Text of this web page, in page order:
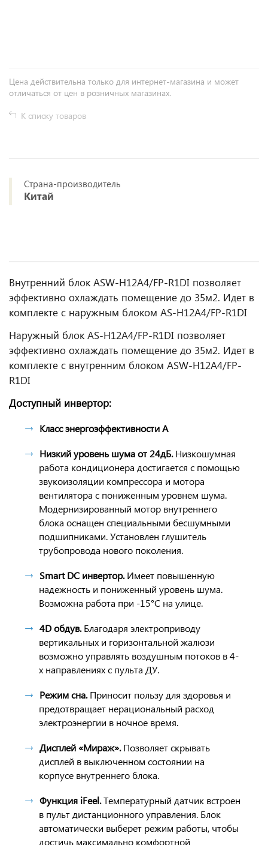
Цена действительна только для интернет-магазина и может
отличаться от цен в розничных магазинах.
К списку товаров
Страна-производитель
Китай
Внутренний блок ASW-H12A4/FP-R1DI позволяет
эффективно охлаждать помещение до 35м2. Идет в
комплекте с наружным блоком AS-H12A4/FP-R1DI
Наружный блок AS-H12A4/FP-R1DI позволяет
эффективно охлаждать помещение до 35м2. Идет в
комплекте с внутренним блоком ASW-H12A4/FP-
R1DI
Доступный инвертор:
Класс энергоэффективности A
Низкий уровень шума от 24дБ.Низкошумная
работа кондиционера достигается с помощью
звукоизоляции компрессора и мотора
вентилятора с пониженным уровнем шума.
Модернизированный мотор внутреннего
блока оснащен специальными бесшумными
подшипниками. Установлен глушитель
трубопровода нового поколения.
Smart DC инвертор.Имеет повышенную
надежность и пониженный уровень шума.
Возможна работа при -15°С на улице.
4D обдув.Благодаря электроприводу
вертикальных и горизонтальной жалюзи
возможно управлять воздушным потоков в 4-
х направлениях с пульта ДУ.
Режим сна.Приносит пользу для здоровья и
предотвращает нерациональный расход
электроэнергии в ночное время.
Дисплей «Мираж».Позволяет скрывать
дисплей в выключенном состоянии на
корпусе внутреннего блока.
Функция iFeel.Температурный датчик встроен
в пульт дистанционного управления. Блок
автоматически выберет режим работы, чтобы
достичь максимально комфортной